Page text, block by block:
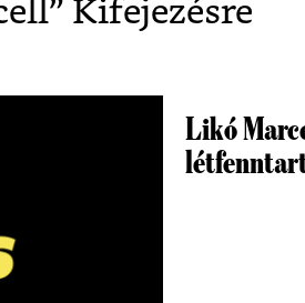
” Kifejezésre
Likó